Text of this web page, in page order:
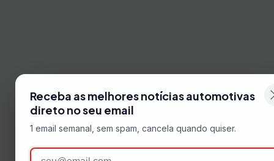
Receba as melhores notícias automotivas
direto no seu email
1 email semanal, sem spam, cancela quando quiser.
Email